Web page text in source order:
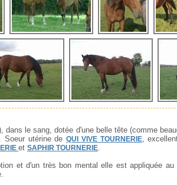
dans le sang, dotée d'une belle tête (comme
Soeur utérine deQUI VIVE TOURNERIE,
et SAPHIR TOURNERIE.
et d'un très bon mental elle est appliquée